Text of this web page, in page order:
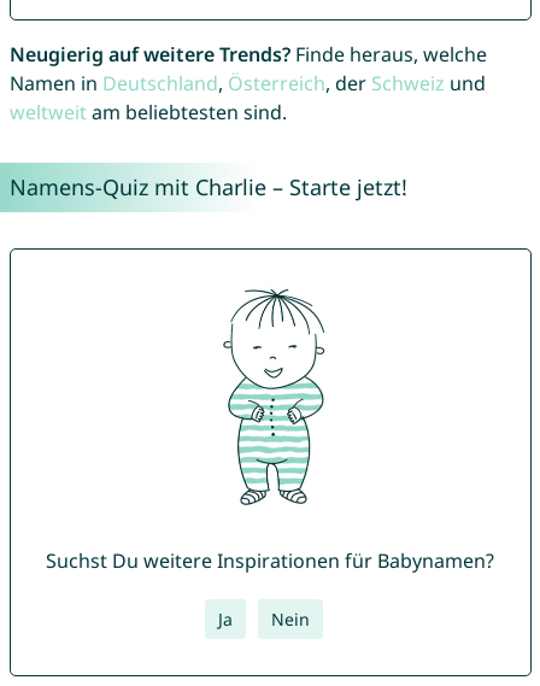
Neugierig auf weitere Trends?Finde heraus, welche
Namen in Deutschland, Österreich, der Schweiz und
weltweitam beliebtesten sind.
Namens-Quiz mit Charlie – Starte jetzt!
Suchst Du weitere Inspirationen für Babynamen?
Ja Nein